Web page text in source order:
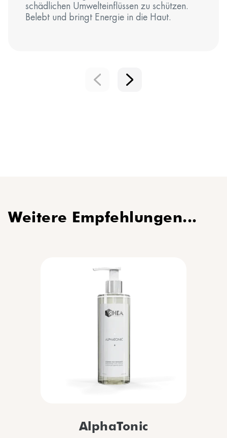
schädlichen Umwelteinflüssen zu schützen.
Belebt und bringt Energie in die Haut.
Weitere Empfehlungen...
AlphaTonic